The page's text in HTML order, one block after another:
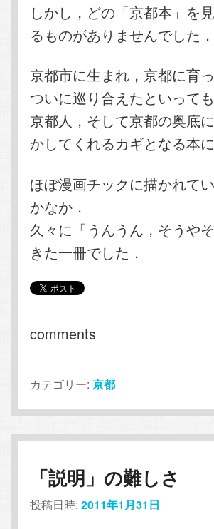
しかし，どの「京都本」を
るものがありませんでした．
京都市に生まれ，京都に育
ついに巡り合えたといって
京都人，そして京都の奥底
かしてくれるカギとなる本に
ほぼ漫画チックに描かれて
かなか．
久々に「うんうん，そうや
きた一冊でした．
comments
カテゴリー: 京都
「説明」の難しさ
投稿日時:2011年1月31日